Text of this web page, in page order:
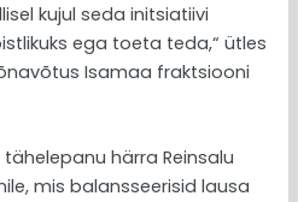
kujul seda initsiatiivi
ega toeta teda,“ ütles
Isamaa fraktsiooni
härra Reinsalu
mis balansseerisid lausa